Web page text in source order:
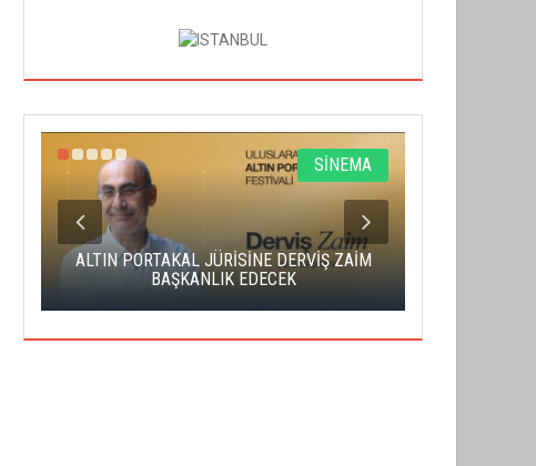
SİNEMA
ALTIN PORTAKAL JÜRİSİNE DERVİŞ ZAİM
BAŞKANLIK EDECEK